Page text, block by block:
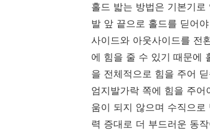
홀드 밟는 방법은 기본기
발 앞 끝으로 홀드를 딛어
사이드와 아웃사이드를 전
에 힘을 줄 수 있기 때문에
을 전체적으로 힘을 주어
엄지발가락 쪽에 힘을 주
움이 되지 않으며 수직으
력 증대로 더 부드러운 동